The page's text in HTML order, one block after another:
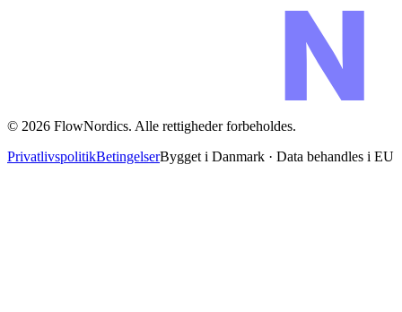
© 2026 FlowNordics. Alle rettigheder forbeholdes.
PrivatlivspolitikBetingelserBygget i Danmark · Data behandles i EU